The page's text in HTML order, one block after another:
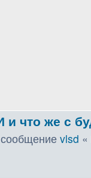
и что же с
vlsd «